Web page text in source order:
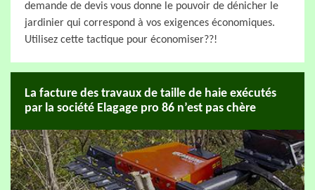
demande de devis vous donne le pouvoir de dénicher le
jardinier qui correspond à vos exigences économiques.
Utilisez cette tactique pour économiser??!
La facture des travaux de taille de haie exécutés
par la société Elagage pro 86 n’est pas chère